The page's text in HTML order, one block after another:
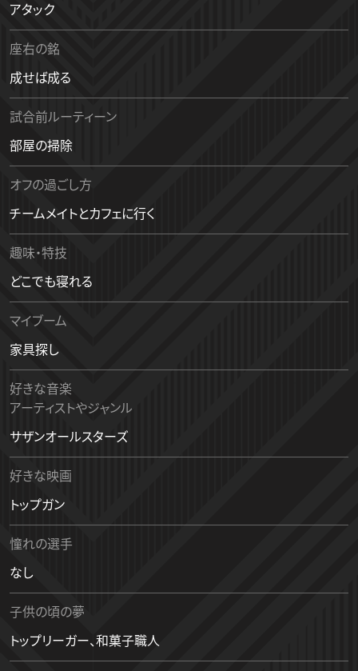
アタック
座右の銘
成せば成る
試合前ルーティーン
部屋の掃除
オフの過ごし方
チームメイトとカフェに行く
趣味・特技
どこでも寝れる
マイブーム
家具探し
好きな音楽
アーティストやジャンル
サザンオールスターズ
好きな映画
トップガン
憧れの選手
なし
子供の頃の夢
トップリーガー、和菓子職人